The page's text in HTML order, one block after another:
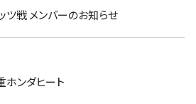
ツ戦 メンバーのお知らせ
ホンダヒート